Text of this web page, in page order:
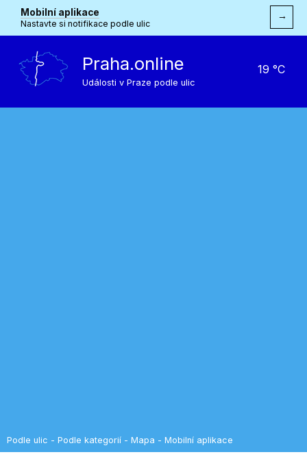
Mobilní aplikace
Nastavte si notifikace podle ulic
→
Praha.online
Události v Praze podle ulic
19 °C
Podle ulic - Podle kategorií - Mapa - Mobilní aplikace